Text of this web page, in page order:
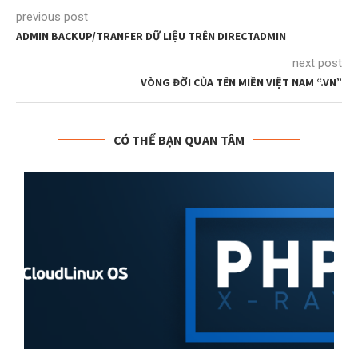
previous post
ADMIN BACKUP/TRANFER DỮ LIỆU TRÊN DIRECTADMIN
next post
VÒNG ĐỜI CỦA TÊN MIỀN VIỆT NAM “.VN”
CÓ THỂ BẠN QUAN TÂM